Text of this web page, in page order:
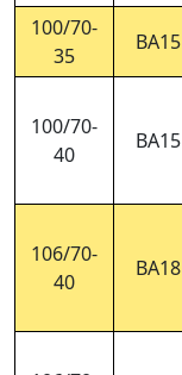
100/70-
35
BA15
100/70-
40
BA15
106/70-
40
BA18